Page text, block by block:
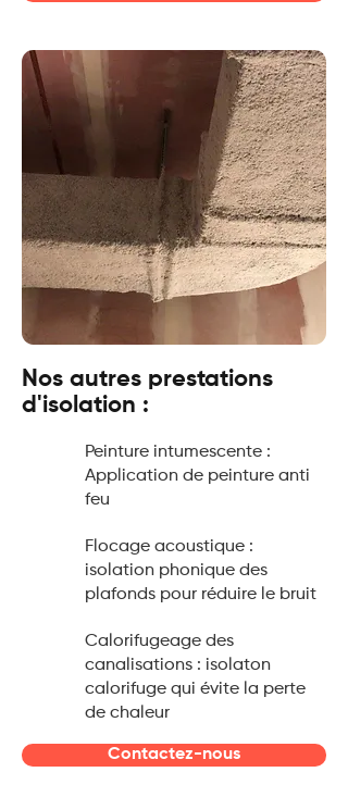
Nos autres prestations
d'isolation :
Peinture intumescente :
Application de peinture anti
feu
Flocage acoustique :
isolation phonique des
plafonds pour réduire le bruit
Calorifugeage des
canalisations : isolaton
calorifuge qui évite la perte
de chaleur
Contactez-nous